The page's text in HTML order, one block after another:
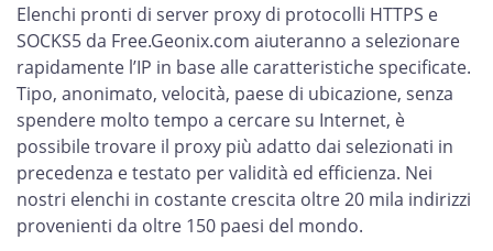
Elenchi pronti di server proxy di protocolli HTTPS e
SOCKS5 da Free.Geonix.com aiuteranno a selezionare
rapidamente l’IP in base alle caratteristiche specificate.
Tipo, anonimato, velocità, paese di ubicazione, senza
spendere molto tempo a cercare su Internet, è
possibile trovare il proxy più adatto dai selezionati in
precedenza e testato per validità ed efficienza. Nei
nostri elenchi in costante crescita oltre 20 mila indirizzi
provenienti da oltre 150 paesi del mondo.